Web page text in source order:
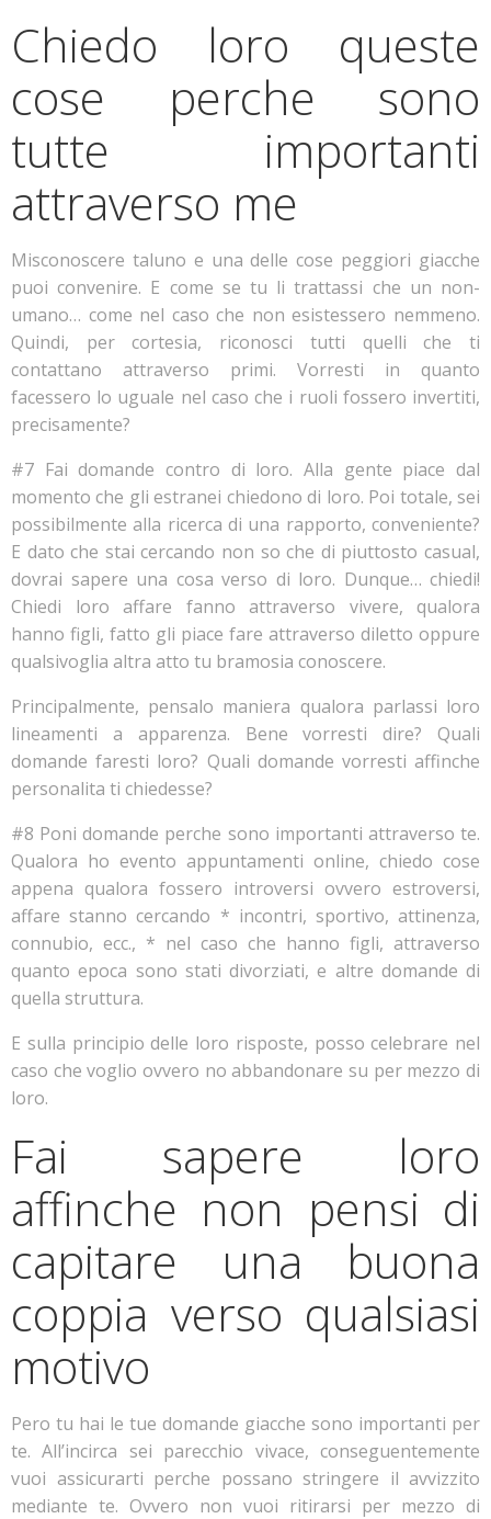
Chiedo loro queste
cose perche sono
tutte importanti
attraverso me
Misconoscere taluno e una delle cose peggiori giacche
puoi convenire. E come se tu li trattassi che un non-
umano… come nel caso che non esistessero nemmeno.
Quindi, per cortesia, riconosci tutti quelli che ti
contattano attraverso primi. Vorresti in quanto
facessero lo uguale nel caso che i ruoli fossero invertiti,
precisamente?
#7 Fai domande contro di loro. Alla gente piace dal
momento che gli estranei chiedono di loro. Poi totale, sei
possibilmente alla ricerca di una rapporto, conveniente?
E dato che stai cercando non so che di piuttosto casual,
dovrai sapere una cosa verso di loro. Dunque… chiedi!
Chiedi loro affare fanno attraverso vivere, qualora
hanno figli, fatto gli piace fare attraverso diletto oppure
qualsivoglia altra atto tu bramosia conoscere.
Principalmente, pensalo maniera qualora parlassi loro
lineamenti a apparenza. Bene vorresti dire? Quali
domande faresti loro? Quali domande vorresti affinche
personalita ti chiedesse?
#8 Poni domande perche sono importanti attraverso te.
Qualora ho evento appuntamenti online, chiedo cose
appena qualora fossero introversi ovvero estroversi,
affare stanno cercando * incontri, sportivo, attinenza,
connubio, ecc., * nel caso che hanno figli, attraverso
quanto epoca sono stati divorziati, e altre domande di
quella struttura.
E sulla principio delle loro risposte, posso celebrare nel
caso che voglio ovvero no abbandonare su per mezzo di
loro.
Fai sapere loro
affinche non pensi di
capitare una buona
coppia verso qualsiasi
motivo
Pero tu hai le tue domande giacche sono importanti per
te. All’incirca sei parecchio vivace, conseguentemente
vuoi assicurarti perche possano stringere il avvizzito
mediante te. Ovvero non vuoi ritirarsi per mezzo di